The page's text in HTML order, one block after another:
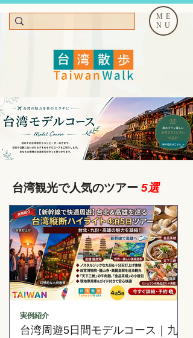
ME
NU
台湾観光で人気のツアー 5選
台湾周遊5日間モデルコース｜九
実例紹介